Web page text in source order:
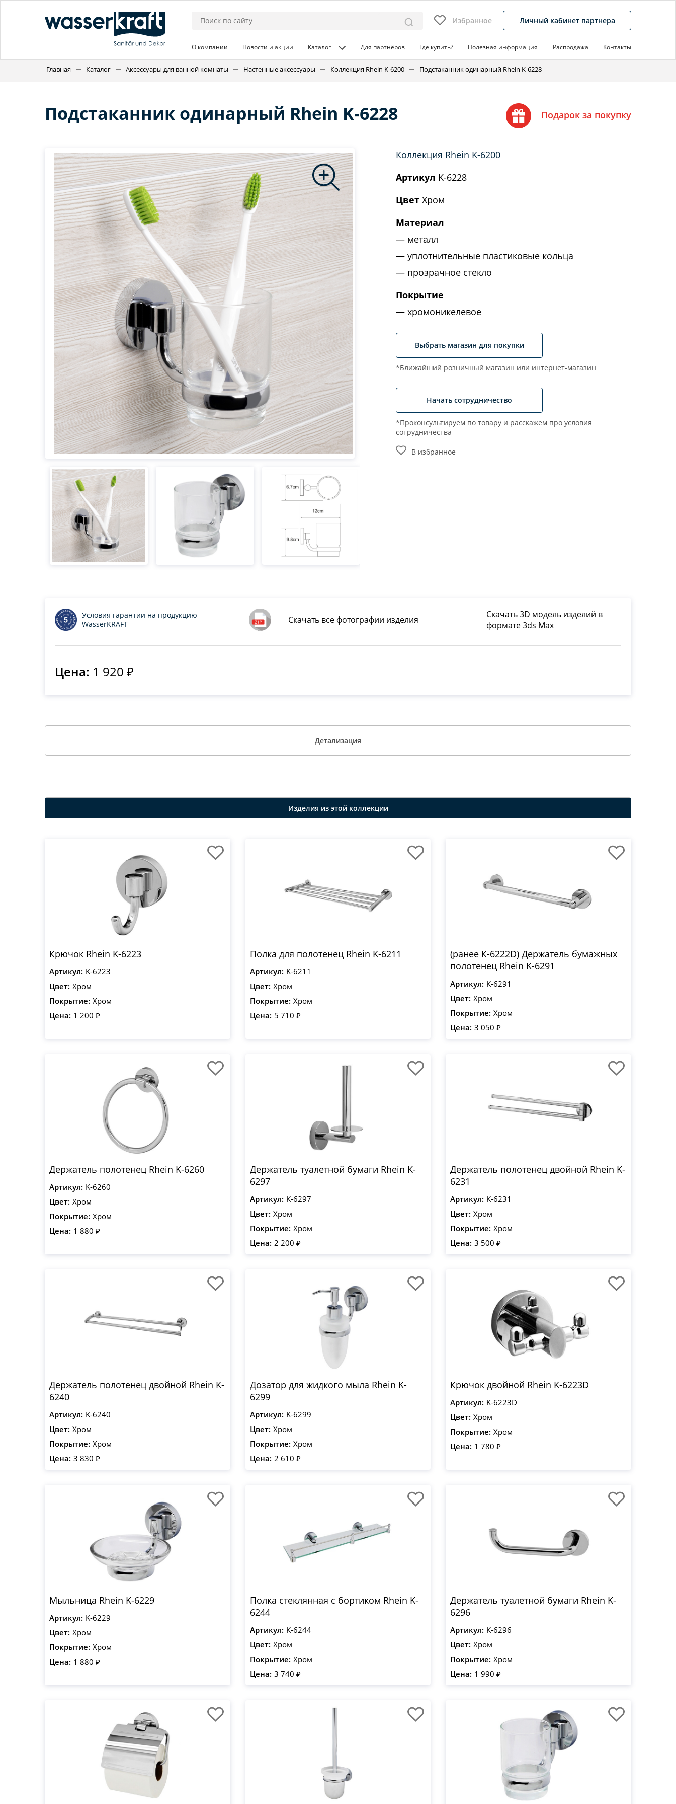
Избранное Личный кабинет партнера
О компании Новости и акции Каталог Для партнёров Где купить? Полезная информация Распродажа Контакты
Главная Каталог Аксессуары для ванной комнаты Настенные аксессуары Коллекция Rhein K-6200 Подстаканник одинарный Rhein K-6228
Подстаканник одинарный Rhein K-6228 Подарок за покупку
Коллекция Rhein K-6200
Артикул K-6228
Цвет Хром
Материал
металл
уплотнительные пластиковые кольца
прозрачное стекло
Покрытие
хромоникелевое
Выбрать магазин для покупки
*Ближайший розничный магазин или интернет-магазин
Начать сотрудничество
*Проконсультируем по товару и расскажем про условия
сотрудничества
В избранное
Скачать все фотографии изделия
Скачать 3D модель изделий в
формате 3ds Max
Условия гарантии на продукцию
WasserKRAFT
Цена: 1 920 ₽
Детализация
Изделия из этой коллекции
Крючок Rhein K-6223
Артикул: K-6223
Цвет: Хром
Покрытие: Хром
Цена: 1 200 ₽
Полка для полотенец Rhein K-6211
Артикул: K-6211
Цвет: Хром
Покрытие: Хром
Цена: 5 710 ₽
(ранее К-6222D) Держатель бумажных
полотенец Rhein K-6291
Артикул: K-6291
Цвет: Хром
Покрытие: Хром
Цена: 3 050 ₽
Держатель полотенец Rhein K-6260
Артикул: K-6260
Цвет: Хром
Покрытие: Хром
Цена: 1 880 ₽
Держатель туалетной бумаги Rhein K-
6297
Артикул: K-6297
Цвет: Хром
Покрытие: Хром
Цена: 2 200 ₽
Держатель полотенец двойной Rhein K-
6231
Артикул: K-6231
Цвет: Хром
Покрытие: Хром
Цена: 3 500 ₽
Держатель полотенец двойной Rhein K-
6240
Артикул: K-6240
Цвет: Хром
Покрытие: Хром
Цена: 3 830 ₽
Дозатор для жидкого мыла Rhein K-
6299
Артикул: K-6299
Цвет: Хром
Покрытие: Хром
Цена: 2 610 ₽
Крючок двойной Rhein K-6223D
Артикул: K-6223D
Цвет: Хром
Покрытие: Хром
Цена: 1 780 ₽
Мыльница Rhein K-6229
Артикул: K-6229
Цвет: Хром
Покрытие: Хром
Цена: 1 880 ₽
Полка стеклянная с бортиком Rhein K-
6244
Артикул: K-6244
Цвет: Хром
Покрытие: Хром
Цена: 3 740 ₽
Держатель туалетной бумаги Rhein K-
6296
Артикул: K-6296
Цвет: Хром
Покрытие: Хром
Цена: 1 990 ₽